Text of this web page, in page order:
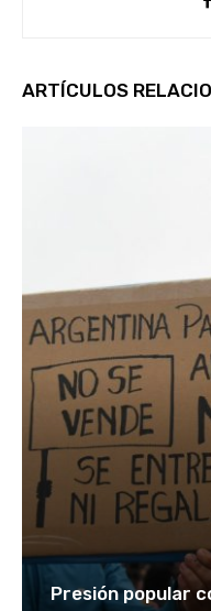
ARTÍCULOS
Presión popular